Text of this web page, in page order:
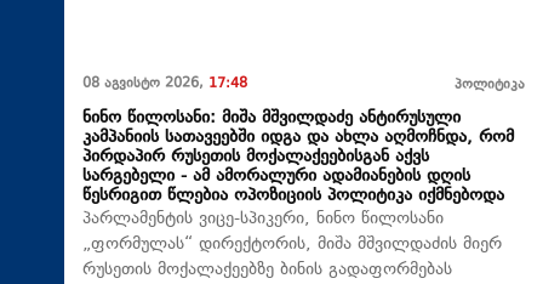
08 აგვისტო 2026, 17:48 პოლიტიკა
ნინო წილოსანი: მიშა მშვილდაძე ანტირუსული
კამპანიის სათავეებში იდგა და ახლა აღმოჩნდა, რომ
პირდაპირ რუსეთის მოქალაქეებისგან აქვს
სარგებელი - ამ ამორალური ადამიანების დღის
წესრიგით წლებია ოპოზიციის პოლიტიკა იქმნებოდა
პარლამენტის ვიცე-სპიკერი, ნინო წილოსანი
„ფორმულას“ დირექტორის, მიშა მშვილდაძის მიერ
რუსეთის მოქალაქეებზე ბინის გადაფორმებას